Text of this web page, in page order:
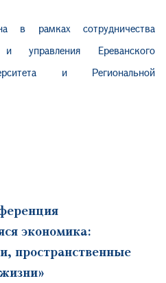
в рамках сотрудничества
управления Ереванского
и Региональной
экономика:
пространственные